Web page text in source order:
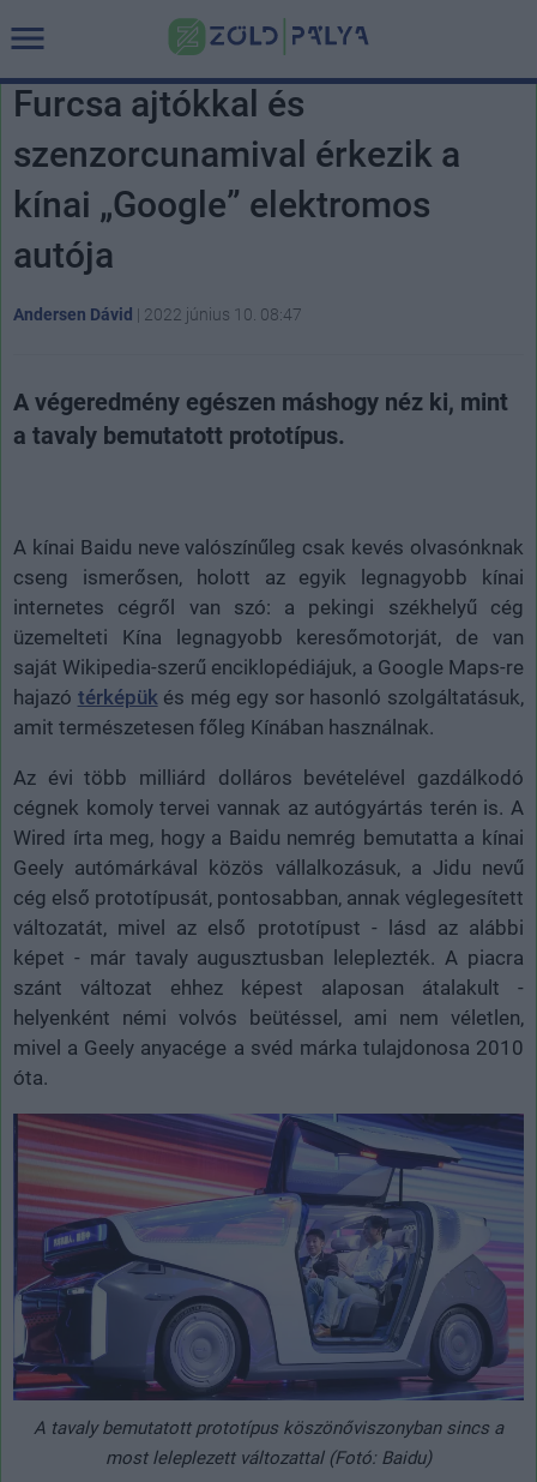
Furcsa ajtókkal és
szenzorcunamival érkezik a
kínai „Google” elektromos
autója
Andersen Dávid | 2022 június 10. 08:47
A végeredmény egészen máshogy néz ki, mint
a tavaly bemutatott prototípus.
A kínai Baidu neve valószínűleg csak kevés olvasónknak
cseng ismerősen, holott az egyik legnagyobb kínai
internetes cégről van szó: a pekingi székhelyű cég
üzemelteti Kína legnagyobb keresőmotorját, de van
saját Wikipedia-szerű enciklopédiájuk, a Google Maps-re
hajazó térképükés még egy sor hasonló szolgáltatásuk,
amit természetesen főleg Kínában használnak.
Az évi több milliárd dolláros bevételével gazdálkodó
cégnek komoly tervei vannak az autógyártás terén is. A
Wired írta meg, hogy a Baidu nemrég bemutatta a kínai
Geely autómárkával közös vállalkozásuk, a Jidu nevű
cég első prototípusát, pontosabban, annak véglegesített
változatát, mivel az első prototípust - lásd az alábbi
képet - már tavaly augusztusban leleplezték. A piacra
szánt változat ehhez képest alaposan átalakult -
helyenként némi volvós beütéssel, ami nem véletlen,
mivel a Geely anyacége a svéd márka tulajdonosa 2010
óta.
A tavaly bemutatott prototípus köszönőviszonyban sincs a
most leleplezett változattal (Fotó: Baidu)